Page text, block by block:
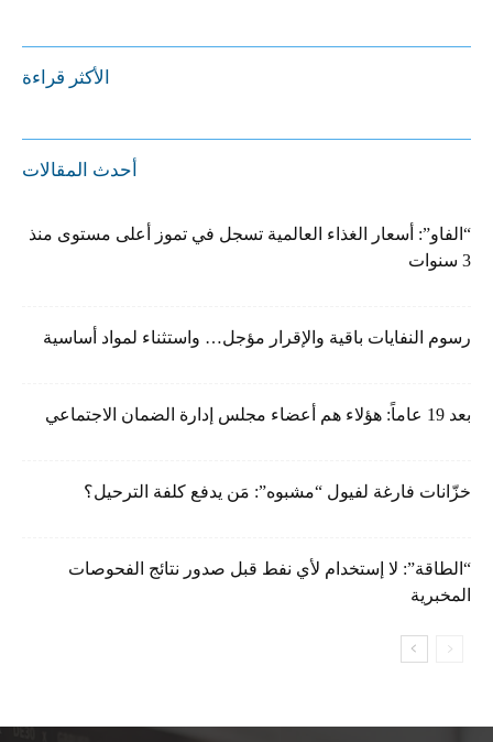
الأكثر قراءة
أحدث المقالات
“الفاو”: أسعار الغذاء العالمية تسجل في تموز أعلى مستوى منذ
3 سنوات
رسوم النفايات باقية والإقرار مؤجل… واستثناء لمواد أساسية
بعد 19 عاماً: هؤلاء هم أعضاء مجلس إدارة الضمان الاجتماعي
خزّانات فارغة لفيول “مشبوه”: مَن يدفع كلفة الترحيل؟
“الطاقة”: لا إستخدام لأي نفط قبل صدور نتائج الفحوصات
المخبرية